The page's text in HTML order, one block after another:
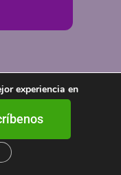
experiencia en
o